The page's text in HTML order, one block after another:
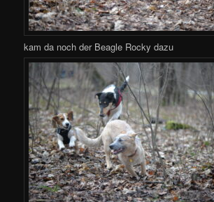
kam da noch der Beagle Rocky dazu